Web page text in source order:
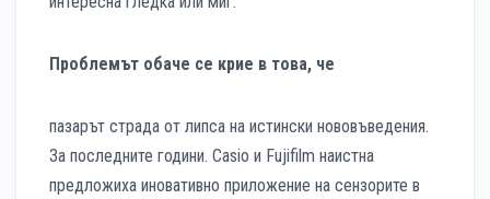
Проблемът обаче се крие в това, че
пазарът страда от липса на истински нововъведения.
За последните години. Casio и Fujifilm наистна
предложиха иновативно приложение на сензорите в